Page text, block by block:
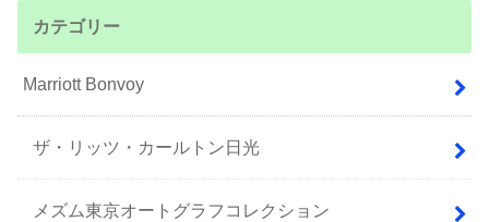
カテゴリー
Marriott Bonvoy
ザ・リッツ・カールトン日光
メズム東京オートグラフコレクション